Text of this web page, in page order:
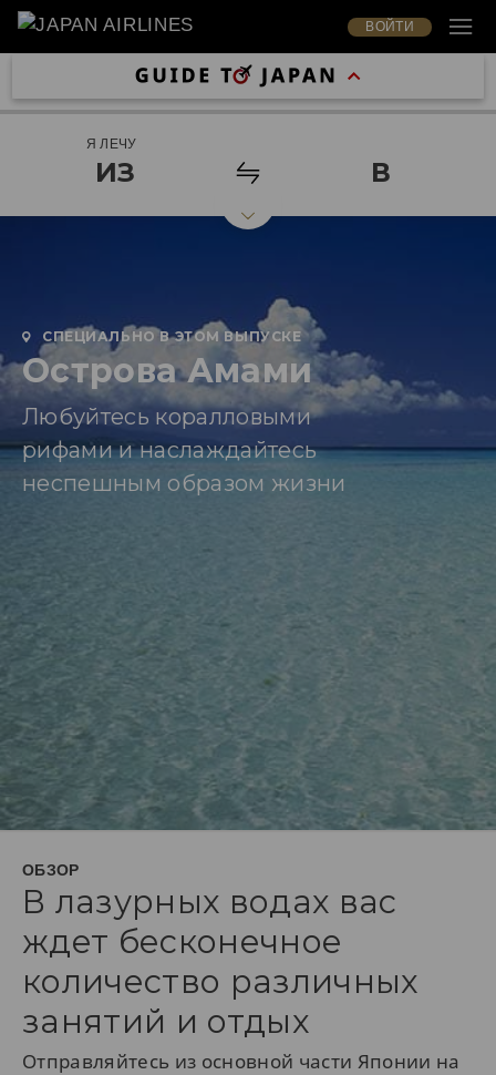
ВОЙТИ
Я ЛЕЧУ
ИЗ В
СПЕЦИАЛЬНО В ЭТОМ ВЫПУСКЕ
Острова Амами
Любуйтесь коралловыми
рифами и наслаждайтесь
неспешным образом жизни
ОБЗОР
В лазурных водах вас
ждет бесконечное
количество различных
занятий и отдых
Отправляйтесь из основной части Японии на